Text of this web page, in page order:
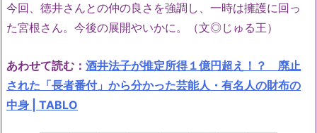
今回、徳井さんとの仲の良さを強調し、一時は擁護に回っ
た宮根さん。今後の展開やいかに。（文◎じゅる王）
あわせて読む： 酒井法子が推定所得１億円超え！？ 廃止
された「長者番付」から分かった芸能人・有名人の財布の
中身 | TABLO